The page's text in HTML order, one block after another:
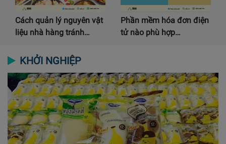
Cách quản lý nguyên vật
liệu nhà hàng tránh…
Phần mềm hóa đơn điện
tử nào phù hợp…
KHỞI NGHIỆP